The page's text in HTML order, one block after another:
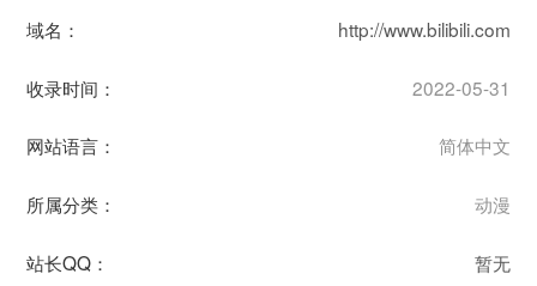
域名： http://www.bilibili.com
收录时间： 2022-05-31
网站语言： 简体中文
所属分类： 动漫
站长QQ： 暂无